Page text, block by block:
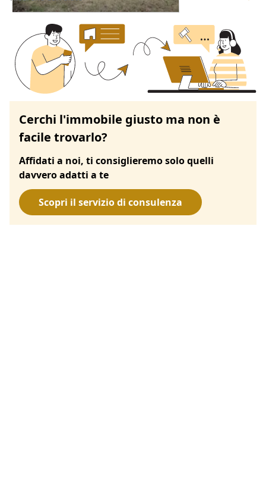
Cerchi l'immobile giusto ma non è
facile trovarlo?
Affidati a noi, ti consiglieremo solo quelli
davvero adatti a te
Scopri il servizio di consulenza